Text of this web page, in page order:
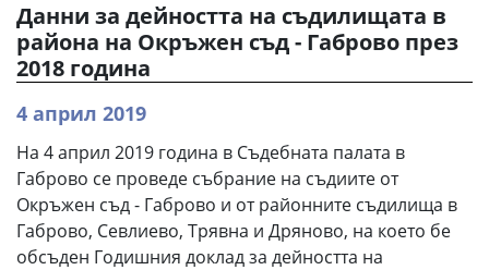
Данни за дейността на съдилищата в
района на Окръжен съд - Габрово през
2018 година
4 април 2019
На 4 април 2019 година в Съдебната палата в
Габрово се проведе събрание на съдиите от
Окръжен съд - Габрово и от районните съдилища в
Габрово, Севлиево, Трявна и Дряново, на което бе
обсъден Годишния доклад за дейността на